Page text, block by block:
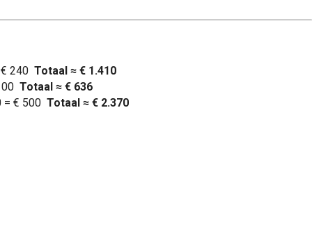
240 Totaal ≈ € 1.410
Totaal ≈ € 636
= € 500 Totaal ≈ € 2.370